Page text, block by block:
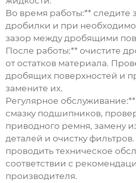
Во время работы:** следите
дробилки и при
зазор между дробящими
После работы:** очистите
от остатков материала.
дробящих поверхностей и
замените их.
Регулярное
смазку подшипников,
приводного ремня, замену
деталей и очистку
проводить техническое
соответствии с
производителя.